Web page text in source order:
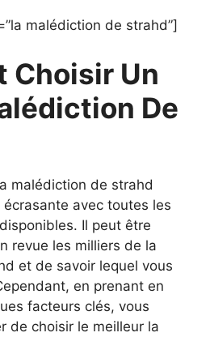
malédiction de strahd”]
Choisir Un
De
malédiction de strahd
avec toutes les
Il peut être
revue les milliers de la
et de savoir lequel vous
en prenant en
facteurs clés, vous
de choisir le meilleur la